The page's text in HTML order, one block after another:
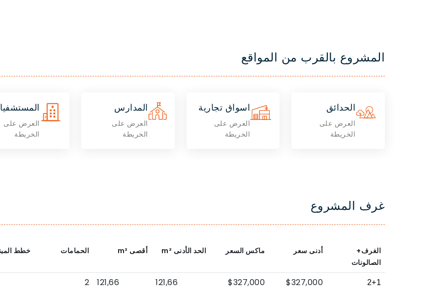
المشروع بالقرب من المواقع
العرض على
الخريطة
المدارس
العرض على
الخريطة
اسواق تجارية
العرض على
الخريطة
الحدائق
العرض على
الخريطة
غرف المشروع
الغرف+
الصالونات
أدنى سعر ماكس السعر الحد الأدنى أقصى الحمامات خطط
2+1
$327,000
$327,000
121,66
121,66
2